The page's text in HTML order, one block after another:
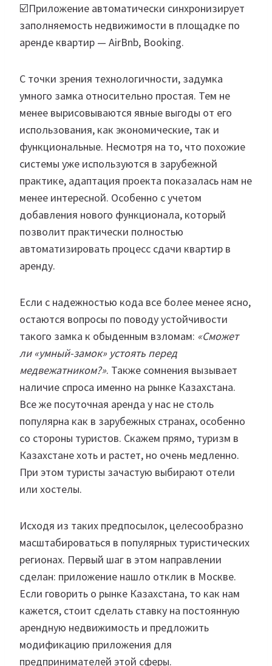
☑️Приложение автоматически синхронизирует
заполняемость недвижимости в площадке по
аренде квартир — AirBnb, Booking.
С точки зрения технологичности, задумка
умного замка относительно простая. Тем не
менее вырисовываются явные выгоды от его
использования, как экономические, так и
функциональные. Несмотря на то, что похожие
системы уже используются в зарубежной
практике, адаптация проекта показалась нам не
менее интересной. Особенно с учетом
добавления нового функционала, который
позволит практически полностью
автоматизировать процесс сдачи квартир в
аренду.
Если с надежностью кода все более менее ясно,
остаются вопросы по поводу устойчивости
такого замка к обыденным взломам: «Сможет
ли «умный-замок» устоять перед
медвежатником?». Также сомнения вызывает
наличие спроса именно на рынке Казахстана.
Все же посуточная аренда у нас не столь
популярна как в зарубежных странах, особенно
со стороны туристов. Скажем прямо, туризм в
Казахстане хоть и растет, но очень медленно.
При этом туристы зачастую выбирают отели
или хостелы.
Исходя из таких предпосылок, целесообразно
масштабироваться в популярных туристических
регионах. Первый шаг в этом направлении
сделан: приложение нашло отклик в Москве.
Если говорить о рынке Казахстана, то как нам
кажется, стоит сделать ставку на постоянную
арендную недвижимость и предложить
модификацию приложения для
предпринимателей этой сферы.